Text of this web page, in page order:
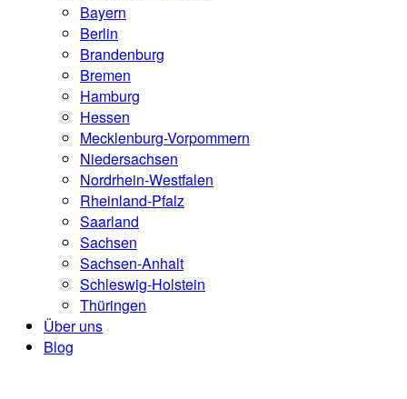
Bayern
Berlin
Brandenburg
Bremen
Hamburg
Hessen
Mecklenburg-Vorpommern
Niedersachsen
Nordrhein-Westfalen
Rheinland-Pfalz
Saarland
Sachsen
Sachsen-Anhalt
Schleswig-Holstein
Thüringen
Über uns
Blog